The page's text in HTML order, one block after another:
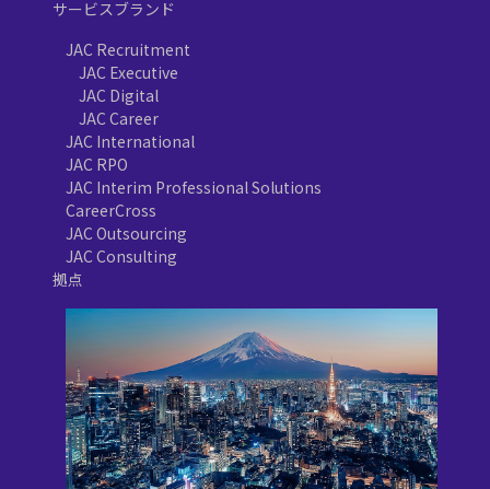
サービスブランド
JAC Recruitment
JAC Executive
JAC Digital
JAC Career
JAC International
JAC RPO
JAC Interim Professional Solutions
CareerCross
JAC Outsourcing
JAC Consulting
拠点